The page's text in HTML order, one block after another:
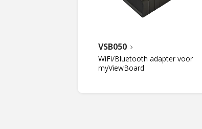
VSB050
WiFi/Bluetooth adapter voor
myViewBoard